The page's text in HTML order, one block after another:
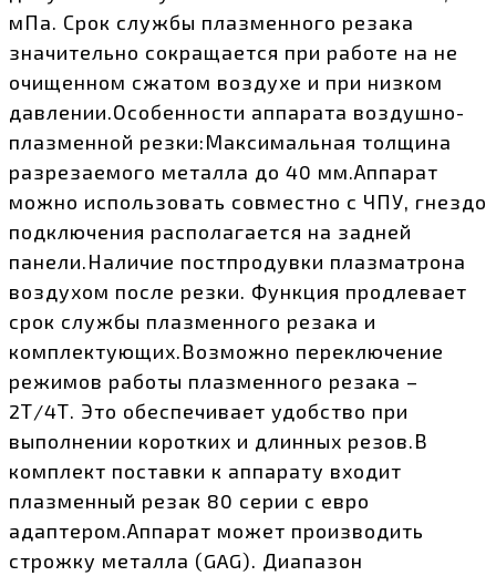
мПа. Срок службы плазменного резака
значительно сокращается при работе на не
очищенном сжатом воздухе и при низком
давлении.Особенности аппарата воздушно-
плазменной резки:Максимальная толщина
разрезаемого металла до 40 мм.Аппарат
можно использовать совместно с ЧПУ, гнездо
подключения располагается на задней
панели.Наличие постпродувки плазматрона
воздухом после резки. Функция продлевает
срок службы плазменного резака и
комплектующих.Возможно переключение
режимов работы плазменного резака –
2Т/4Т. Это обеспечивает удобство при
выполнении коротких и длинных резов.В
комплект поставки к аппарату входит
плазменный резак 80 серии с евро
адаптером.Аппарат может производить
строжку металла (GAG). Диапазон